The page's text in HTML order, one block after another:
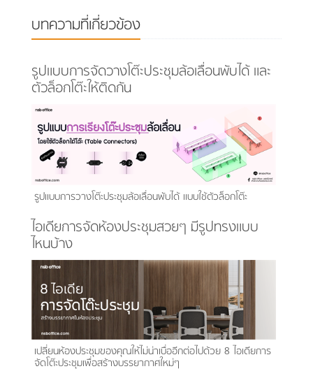
บทความที่เกี่ยวข้อง
รูปแบบการจัดวางโต๊ะประชุมล้อเลื่อนพับได้ และ
ตัวล็อกโต๊ะให้ติดกัน
รูปแบบการวางโต๊ะประชุมล้อเลื่อนพับได้ แบบใช้ตัวล็อกโต๊ะ
ไอเดียการจัดห้องประชุมสวยๆ มีรูปทรงแบบ
ไหนบ้าง
เปลี่ยนห้องประชุมของคุณให้ไม่น่าเบื่ออีกต่อไปด้วย 8 ไอเดียการ
จัดโต๊ะประชุมเพื่อสร้างบรรยากาศใหม่ๆ